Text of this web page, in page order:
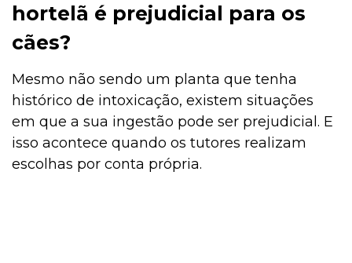
hortelã é prejudicial para os
cães?
Mesmo não sendo um planta que tenha
histórico de intoxicação, existem situações
em que a sua ingestão pode ser prejudicial. E
isso acontece quando os tutores realizam
escolhas por conta própria.